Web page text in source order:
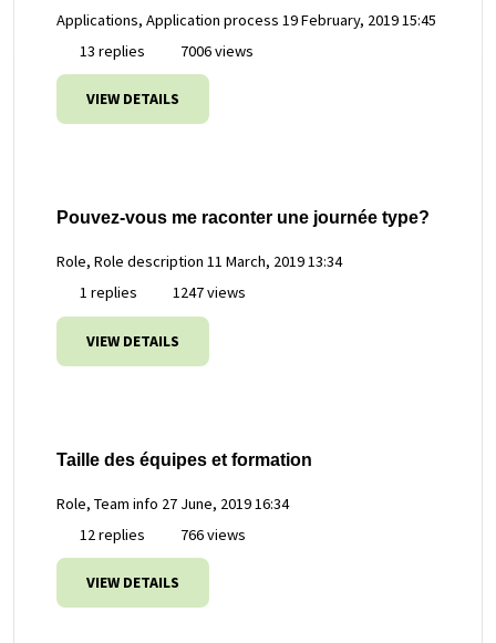
Applications, Application process 19 February, 2019 15:45
13 replies
7006 views
VIEW DETAILS
Pouvez-vous me raconter une journée type?
Role, Role description 11 March, 2019 13:34
1 replies
1247 views
VIEW DETAILS
Taille des équipes et formation
Role, Team info 27 June, 2019 16:34
12 replies
766 views
VIEW DETAILS